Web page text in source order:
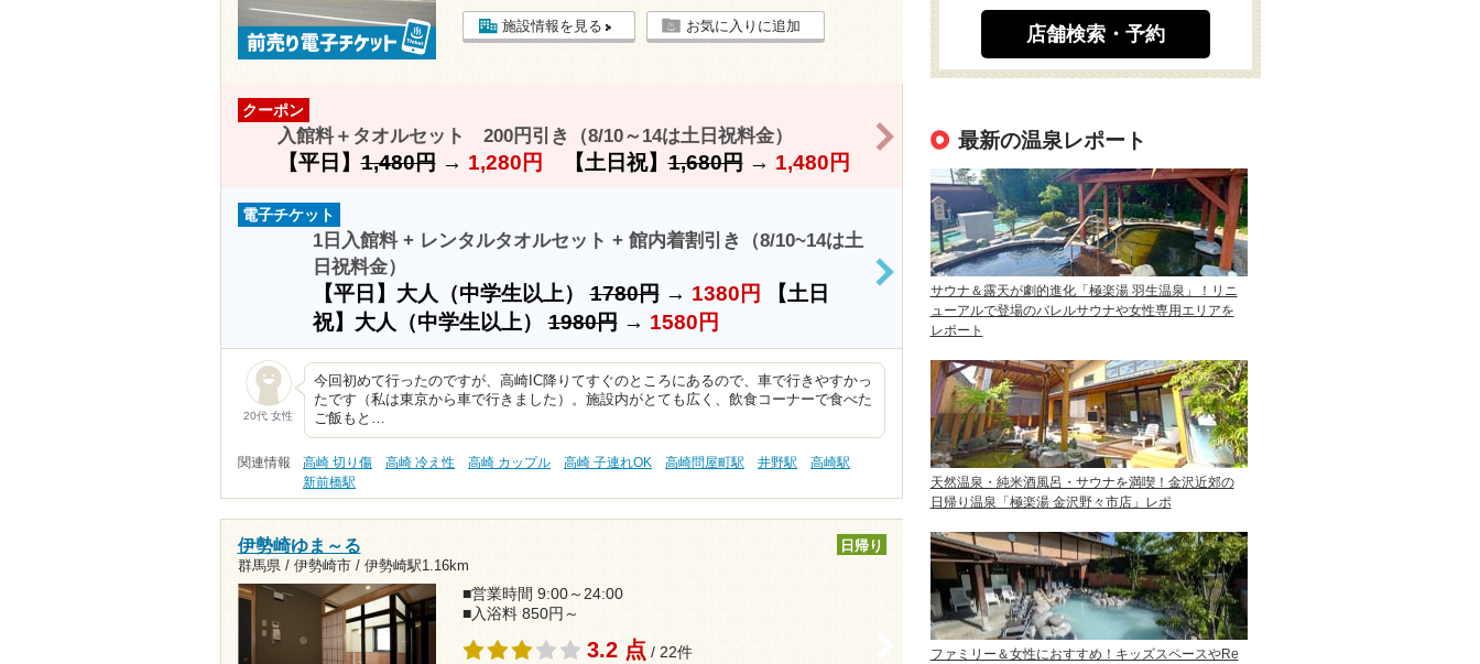
施設情報を見る お気に入りに追加
クーポン
入館料＋タオルセット 200円引き（8/10～14は土日祝料金）
【平日】1,480円→ 1,280円 【土日祝】1,680円→ 1,480円
電子チケット
1日入館料 + レンタルタオルセット + 館内着割引き（8/10~14は土
日祝料金）
【平日】大人（中学生以上）1780円→ 1380円
【土日
祝】大人（中学生以上）1980円→ 1580円
>
20代 女性
今回初めて行ったのですが、高崎IC降りてすぐのところにあるので、車で行きやすかっ
たです（私は東京から車で行きました）。施設内がとても広く、飲食コーナーで食べた
ご飯もと…
関連情報 高崎 切り傷 高崎 冷え性 高崎 カップル 高崎 子連れOK 高崎問屋町駅 井野駅
高崎駅
新前橋駅
伊勢崎ゆま～る
群馬県 / 伊勢崎市 / 伊勢崎駅1.16km
日帰り
■営業時間 9:00～24:00
■入浴料 850円～
3.2 点 / 22件
店舗検索・予約
最新の温泉レポート
サウナ＆露天が劇的進化「極楽湯 羽生温泉」！リニ
ューアルで登場のバレルサウナや女性専用エリアを
レポート
天然温泉・純米酒風呂・サウナを満喫！金沢近郊の
日帰り温泉「極楽湯 金沢野々市店」レポ
ファミリー＆女性におすすめ！キッズスペースやRe